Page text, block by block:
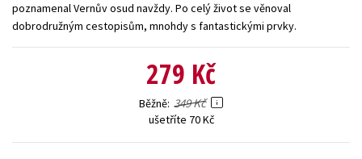
poznamenal Vernův osud navždy. Po celý život se věnoval
dobrodružným cestopisům, mnohdy s fantastickými prvky.
279 Kč
Běžně 349 Kč
ušetříte 70 Kč